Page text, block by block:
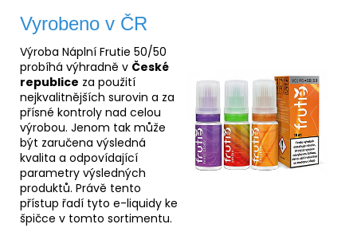
Vyrobeno v ČR
Výroba Náplní Frutie 50/50
probíhá výhradně v České
republice za použití
nejkvalitnějších surovin a za
přísné kontroly nad celou
výrobou. Jenom tak může
být zaručena výsledná
kvalita a odpovídající
parametry výsledných
produktů. Právě tento
přístup řadí tyto e-liquidy ke
špičce v tomto sortimentu.